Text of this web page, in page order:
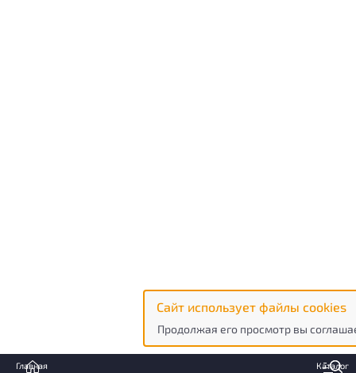
Сайт использует файлы cookies
Продолжая его просмотр вы
Главная Каталог